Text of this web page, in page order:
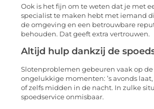
Ook is het fijn om te weten dat je met
specialist te maken hebt met iemand
de omgeving en een betrouwbare
behouden. Dat geeft extra vertrouwen.
Altijd hulp dankzij de
Slotenproblemen gebeuren vaak op
ongelukkige momenten: ’s avonds
of zelfs midden in de nacht. In zulke
spoedservice onmisbaar.